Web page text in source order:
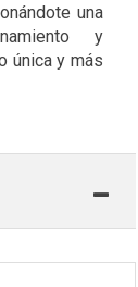
una
y
única y más